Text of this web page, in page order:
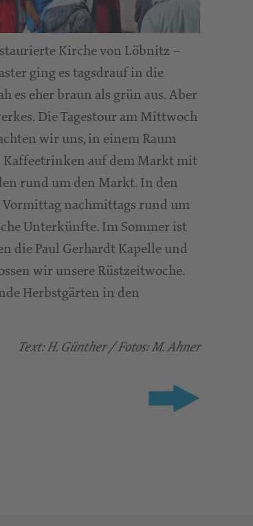
Kirche von Löbnitz –
ging es tagsdrauf in die
es eher braun als grün aus. Aber
Die Tagestour am Mittwoch
wir uns, in einem Raum
Kaffeetrinken auf dem Markt mit
rund um den Markt. In den
Vormittag nachmittags rund um
Unterkünfte. Im Sommer ist
die Paul Gerhardt Kapelle und
wir unsere Rüstzeitwoche.
Herbstgärten in den
Text: H. Günther / Fotos: M. Ahner